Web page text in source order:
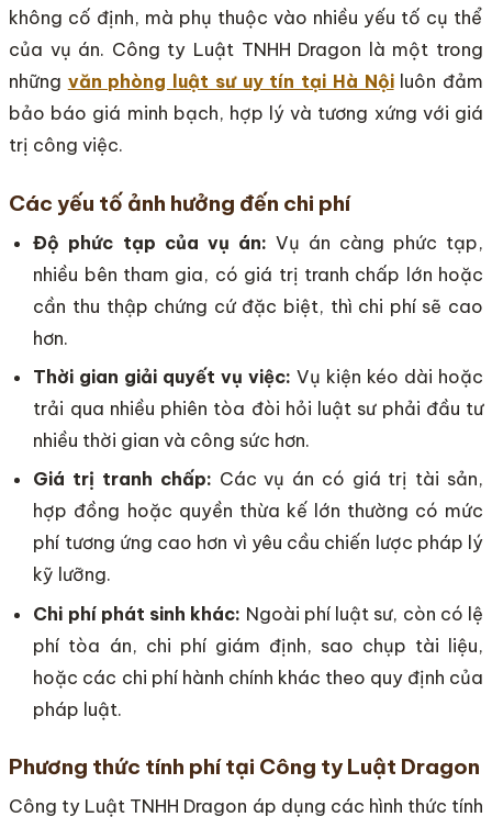
không cố định, mà phụ thuộc vào nhiều yếu tố cụ thể
của vụ án. Công ty Luật TNHH Dragon là một trong
những văn phòng luật sư uy tín tại Hà Nộiluôn đảm
bảo báo giá minh bạch, hợp lý và tương xứng với giá
trị công việc.
Các yếu tố ảnh hưởng đến chi phí
Độ phức tạp của vụ án: Vụ án càng phức tạp,
nhiều bên tham gia, có giá trị tranh chấp lớn hoặc
cần thu thập chứng cứ đặc biệt, thì chi phí sẽ cao
hơn.
Thời gian giải quyết vụ việc:Vụ kiện kéo dài hoặc
trải qua nhiều phiên tòa đòi hỏi luật sư phải đầu tư
nhiều thời gian và công sức hơn.
Giá trị tranh chấp: Các vụ án có giá trị tài sản,
hợp đồng hoặc quyền thừa kế lớn thường có mức
phí tương ứng cao hơn vì yêu cầu chiến lược pháp lý
kỹ lưỡng.
Chi phí phát sinh khác: Ngoài phí luật sư, còn có lệ
phí tòa án, chi phí giám định, sao chụp tài liệu,
hoặc các chi phí hành chính khác theo quy định của
pháp luật.
Phương thức tính phí tại Công ty Luật Dragon
Công ty Luật TNHH Dragon áp dụng các hình thức tính